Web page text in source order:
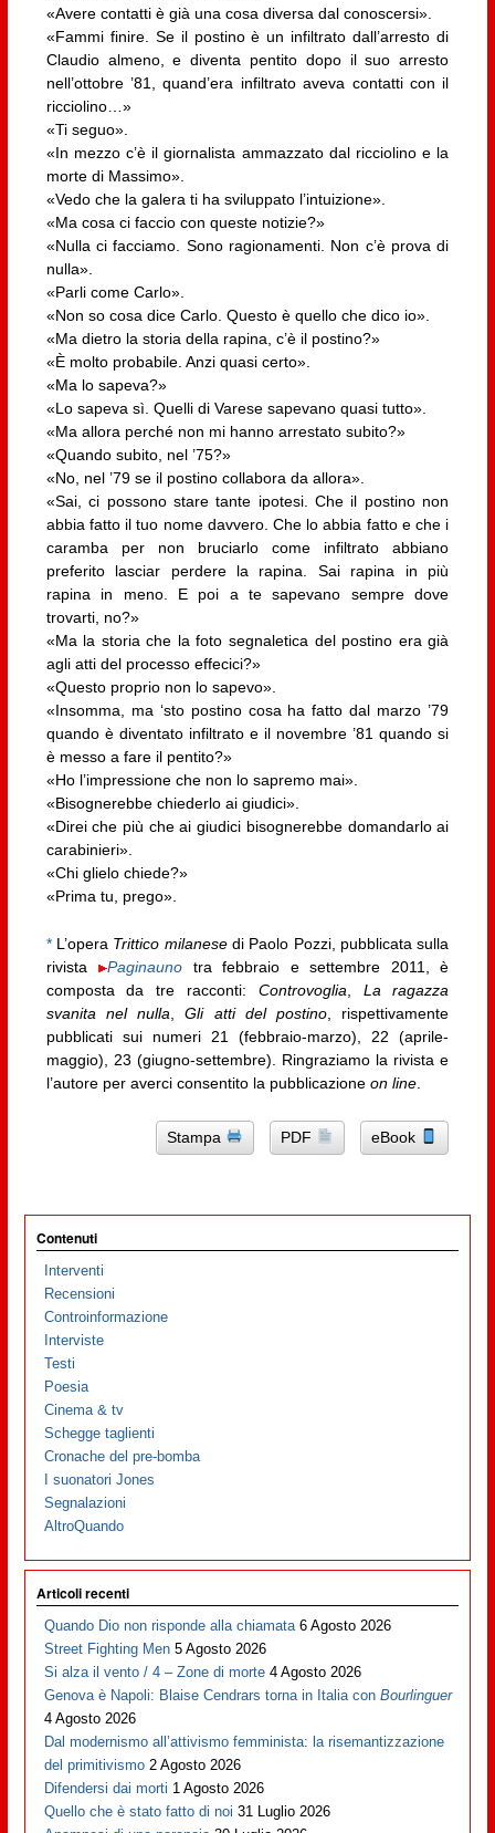
«Avere contatti è già una cosa diversa dal conoscersi».
«Fammi finire. Se il postino è un infiltrato dall’arresto di
Claudio almeno, e diventa pentito dopo il suo arresto
nell’ottobre ’81, quand’era infiltrato aveva contatti con il
ricciolino…»
«Ti seguo».
«In mezzo c’è il giornalista ammazzato dal ricciolino e la
morte di Massimo».
«Vedo che la galera ti ha sviluppato l’intuizione».
«Ma cosa ci faccio con queste notizie?»
«Nulla ci facciamo. Sono ragionamenti. Non c’è prova di
nulla».
«Parli come Carlo».
«Non so cosa dice Carlo. Questo è quello che dico io».
«Ma dietro la storia della rapina, c’è il postino?»
«È molto probabile. Anzi quasi certo».
«Ma lo sapeva?»
«Lo sapeva sì. Quelli di Varese sapevano quasi tutto».
«Ma allora perché non mi hanno arrestato subito?»
«Quando subito, nel ’75?»
«No, nel ’79 se il postino collabora da allora».
«Sai, ci possono stare tante ipotesi. Che il postino non
abbia fatto il tuo nome davvero. Che lo abbia fatto e che i
caramba per non bruciarlo come infiltrato abbiano
preferito lasciar perdere la rapina. Sai rapina in più
rapina in meno. E poi a te sapevano sempre dove
trovarti, no?»
«Ma la storia che la foto segnaletica del postino era già
agli atti del processo effecici?»
«Questo proprio non lo sapevo».
«Insomma, ma ‘sto postino cosa ha fatto dal marzo ’79
quando è diventato infiltrato e il novembre ’81 quando si
è messo a fare il pentito?»
«Ho l’impressione che non lo sapremo mai».
«Bisognerebbe chiederlo ai giudici».
«Direi che più che ai giudici bisognerebbe domandarlo ai
carabinieri».
«Chi glielo chiede?»
«Prima tu, prego».
*L’opera Trittico milanesedi Paolo Pozzi, pubblicata sulla
rivista
Paginauno tra febbraio e settembre 2011, è
composta da tre racconti: Controvoglia, La ragazza
svanita nel nulla,Gli atti del postino, rispettivamente
pubblicati sui numeri 21 (febbraio-marzo), 22 (aprile-
maggio), 23 (giugno-settembre). Ringraziamo la rivista e
l’autore per averci consentito la pubblicazione on line.
Stampa PDF eBook
Contenuti
Interventi
Recensioni
Controinformazione
Interviste
Testi
Poesia
Cinema & tv
Schegge taglienti
Cronache del pre-bomba
I suonatori Jones
Segnalazioni
AltroQuando
Articoli recenti
Quando Dio non risponde alla chiamata 6 Agosto 2026
Street Fighting Men 5 Agosto 2026
Si alza il vento / 4 – Zone di morte 4 Agosto 2026
Genova è Napoli: Blaise Cendrars torna in Italia conBourlinguer
4 Agosto 2026
Dal modernismo all’attivismo femminista: la risemantizzazione
del primitivismo 2 Agosto 2026
Difendersi dai morti 1 Agosto 2026
Quello che è stato fatto di noi 31 Luglio 2026